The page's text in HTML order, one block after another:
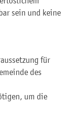
sein und keine
für
des
um die